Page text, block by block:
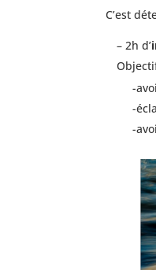
C’est
– 2h d’
-
-
-